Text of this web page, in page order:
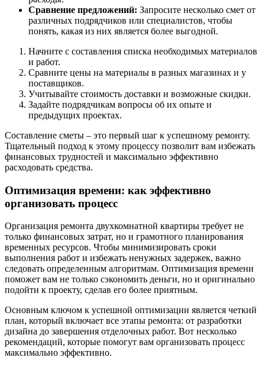
Сравнение предложений: Запросите несколько смет от
различных подрядчиков или специалистов, чтобы
понять, какая из них является более выгодной.
Начните с составления списка необходимых материалов
и работ.
Сравните цены на материалы в разных магазинах и у
поставщиков.
Учитывайте стоимость доставки и возможные скидки.
Задайте подрядчикам вопросы об их опыте и
предыдущих проектах.
Составление сметы – это первый шаг к успешному ремонту.
Тщательный подход к этому процессу позволит вам избежать
финансовых трудностей и максимально эффективно
расходовать средства.
Оптимизация времени: как эффективно
организовать процесс
Организация ремонта двухкомнатной квартиры требует не
только финансовых затрат, но и грамотного планирования
временных ресурсов. Чтобы минимизировать сроки
выполнения работ и избежать ненужных задержек, важно
следовать определенным алгоритмам. Оптимизация времени
поможет вам не только сэкономить деньги, но и оригинально
подойти к проекту, сделав его более приятным.
Основным ключом к успешной оптимизации является четкий
план, который включает все этапы ремонта: от разработки
дизайна до завершения отделочных работ. Вот несколько
рекомендаций, которые помогут вам организовать процесс
максимально эффективно.